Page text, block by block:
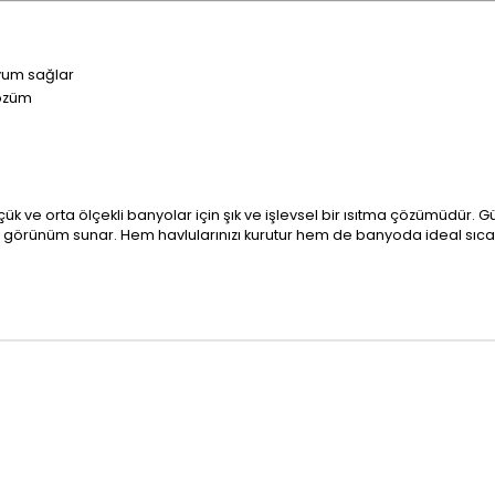
sağlar
ve orta ölçekli banyolar için şık ve işlevsel bir ısıtma çözümüdür.
sunar. Hem havlularınızı kurutur hem de banyoda ideal